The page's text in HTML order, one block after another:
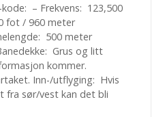
– Frekvens: 123,500
fot / 960 meter
500 meter
Grus og litt
kommer.
Inn-/utflyging: Hvis
fra sør/vest kan det bli